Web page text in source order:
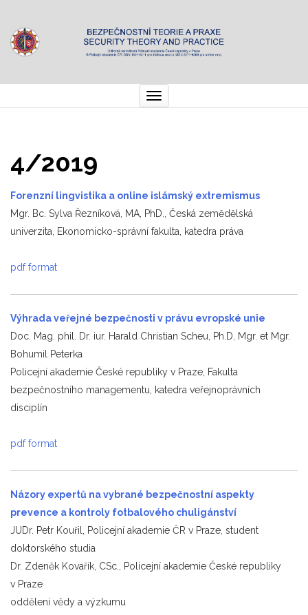
Toggle
navigation
4/2019
Forenzní lingvistika a online islámský extremismus
Mgr. Bc. Sylva Řezníková, MA, PhD., Česká zemědělská
univerzita, Ekonomicko-správní fakulta, katedra práva
pdf format
Výhrada veřejné bezpečnosti v právu evropské unie
Doc. Mag. phil. Dr. iur. Harald Christian Scheu, Ph.D, Mgr. et Mgr.
Bohumil Peterka
Policejní akademie České republiky v Praze, Fakulta
bezpečnostního managementu, katedra veřejnoprávních
disciplín
pdf format
Názory expertů na vybrané bezpečnostní aspekty
prevence a kontroly fotbalového chuligánství
JUDr. Petr Kouřil, Policejní akademie ČR v Praze, student
doktorského studia
Dr. Zdeněk Kovařík, CSc., Policejní akademie České republiky
v Praze
oddělení vědy a výzkumu